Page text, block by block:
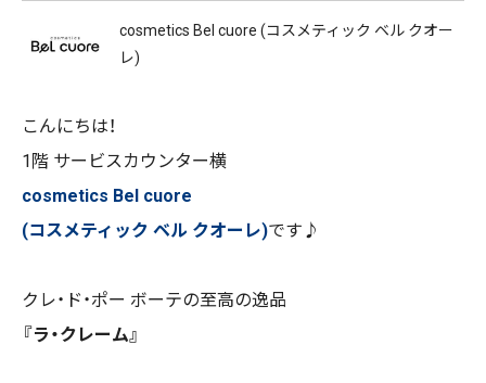
cosmetics Bel cuore (コスメティック ベル クオー
レ)
こんにちは！
1階 サービスカウンター横
cosmetics Bel cuore
(コスメティック ベル クオーレ)です♪
クレ・ド・ポー ボーテの至高の逸品
『ラ・クレーム』